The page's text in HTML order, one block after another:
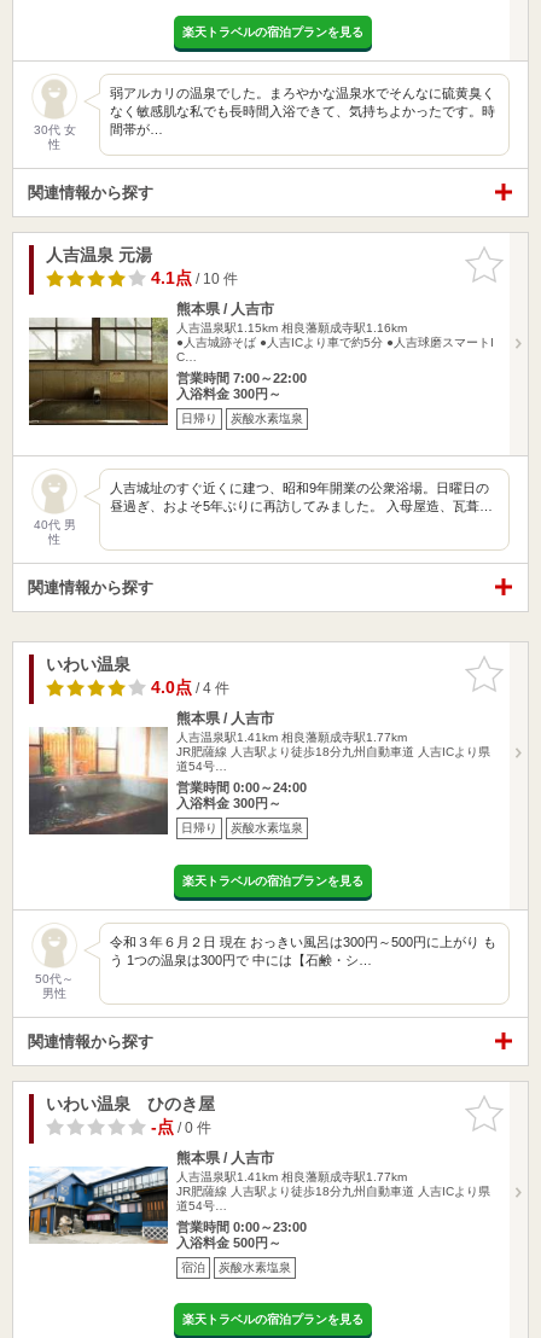
楽天トラベルの宿泊プランを見る
30代 女
性
弱アルカリの温泉でした。まろやかな温泉水でそんなに硫黄臭く
なく敏感肌な私でも長時間入浴できて、気持ちよかったです。時
間帯が…
関連情報から探す
お気に入
りに追加
人吉温泉 元湯
4.1点/ 10 件
熊本県 / 人吉市
人吉温泉駅1.15km 相良藩願成寺駅1.16km
●人吉城跡そば ●人吉ICより車で約5分 ●人吉球磨スマートI
C…
営業時間 7:00～22:00
入浴料金 300円～
日帰り 炭酸水素塩泉
40代 男
性
人吉城址のすぐ近くに建つ、昭和9年開業の公衆浴場。日曜日の
昼過ぎ、およそ5年ぶりに再訪してみました。 入母屋造、瓦葺…
関連情報から探す
お気に入
りに追加
いわい温泉
4.0点/ 4 件
熊本県 / 人吉市
人吉温泉駅1.41km 相良藩願成寺駅1.77km
JR肥薩線 人吉駅より徒歩18分九州自動車道 人吉ICより県
道54号…
営業時間 0:00～24:00
入浴料金 300円～
日帰り 炭酸水素塩泉
楽天トラベルの宿泊プランを見る
50代～
男性
令和３年６月２日 現在 おっきい風呂は300円～500円に上がり も
う 1つの温泉は300円で 中には【石鹸・シ…
関連情報から探す
お気に入
りに追加
いわい温泉 ひのき屋
-点/ 0 件
熊本県 / 人吉市
人吉温泉駅1.41km 相良藩願成寺駅1.77km
JR肥薩線 人吉駅より徒歩18分九州自動車道 人吉ICより県
道54号…
営業時間 0:00～23:00
入浴料金 500円～
宿泊 炭酸水素塩泉
楽天トラベルの宿泊プランを見る